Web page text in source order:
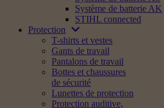
Système de batterie AK
STIHL connected
Protection
T-shirts et vestes
Gants de travail
Pantalons de travail
Bottes et chaussures
de sécurité
Lunettes de protection
Protection auditive,